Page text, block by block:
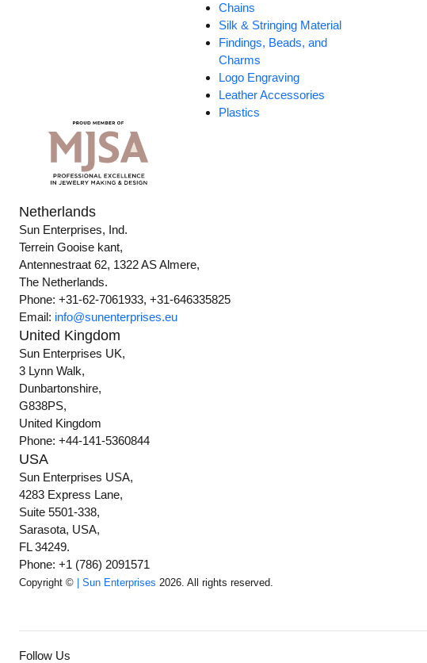
Chains
Silk & Stringing Material
Findings, Beads, and
Charms
Logo Engraving
Leather Accessories
Plastics
Netherlands
Sun Enterprises, Ind.
Terrein Gooise kant,
Antennestraat 62, 1322 AS Almere,
The Netherlands.
Phone: +31-62-7061933, +31-646335825
Email: info@sunenterprises.eu
United Kingdom
Sun Enterprises UK,
3 Lynn Walk,
Dunbartonshire,
G838PS,
United Kingdom
Phone: +44-141-5360844
USA
Sun Enterprises USA,
4283 Express Lane,
Suite 5501-338,
Sarasota, USA,
FL 34249.
Phone: +1 (786) 2091571
Copyright © | Sun Enterprises 2026. All rights reserved.
Follow Us